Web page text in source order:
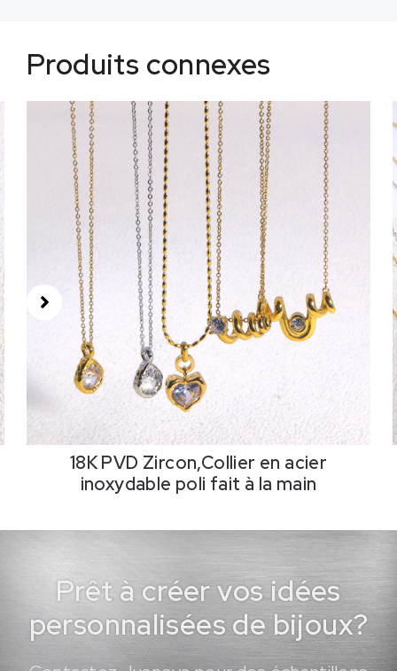
Produits connexes
18K PVD Zircon,Collier en acier
inoxydable poli fait à la main
Prêt à créer vos idées
personnalisées de bijoux?